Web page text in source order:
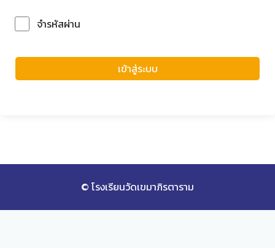
จำรหัสผ่าน
เข้าสู่ระบบ
© โรงเรียนวัดเขมาภิรตาราม